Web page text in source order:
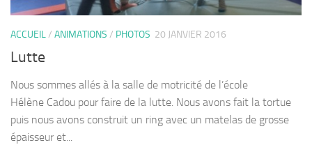
ACCUEIL/ ANIMATIONS / PHOTOS 20 JANVIER 2016
Lutte
Nous sommes allés à la salle de motricité de l’école
Hélène Cadou pour faire de la lutte. Nous avons fait la tortue
puis nous avons construit un ring avec un matelas de grosse
épaisseur et...